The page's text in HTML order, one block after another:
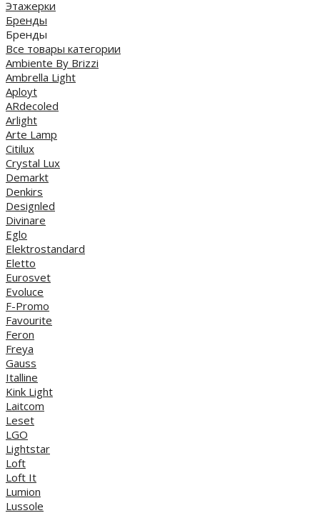
Этажерки
Бренды
Бренды
Все товары категории
Ambiente By Brizzi
Ambrella Light
Aployt
ARdecoled
Arlight
Arte Lamp
Citilux
Crystal Lux
Demarkt
Denkirs
Designled
Divinare
Eglo
Elektrostandard
Eletto
Eurosvet
Evoluce
F-Promo
Favourite
Feron
Freya
Gauss
Italline
Kink Light
Laitcom
Leset
LGO
Lightstar
Loft
Loft It
Lumion
Lussole